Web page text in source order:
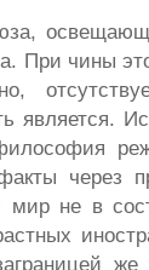
При чины
является.
через
мир не в
же